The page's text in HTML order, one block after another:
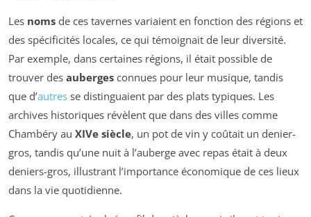
Les noms de ces tavernes variaient en fonction des régions et
des spécificités locales, ce qui témoignait de leur diversité.
Par exemple, dans certaines régions, il était possible de
trouver des auberges connues pour leur musique, tandis
que d’autres se distinguaient par des plats typiques. Les
archives historiques révèlent que dans des villes comme
Chambéry au XIVe siècle, un pot de vin y coûtait un denier-
gros, tandis qu’une nuit à l’auberge avec repas était à deux
deniers-gros, illustrant l’importance économique de ces lieux
dans la vie quotidienne.